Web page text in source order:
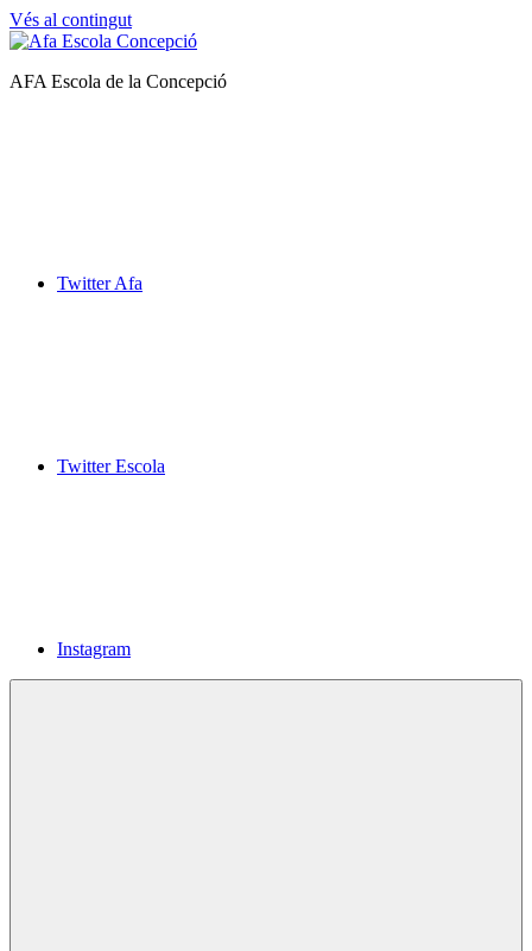
Vés al contingut
Afa
AFA Escola de la Concepció
Twitter Afa
Twitter Escola
Instagram